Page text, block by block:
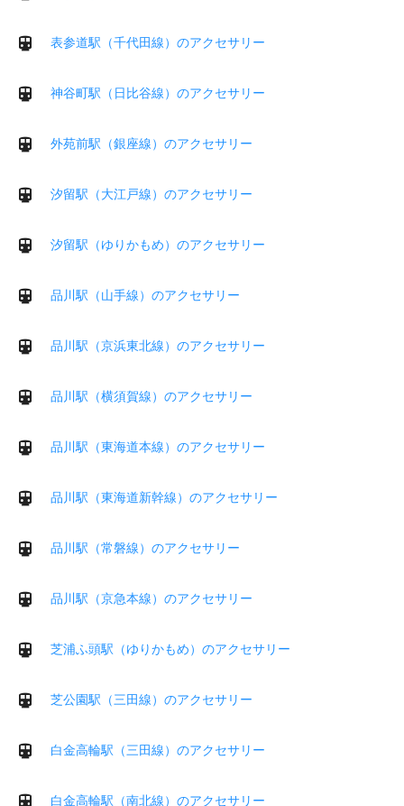
表参道駅（千代田線）のアクセサリー
神谷町駅（日比谷線）のアクセサリー
外苑前駅（銀座線）のアクセサリー
汐留駅（大江戸線）のアクセサリー
汐留駅（ゆりかもめ）のアクセサリー
品川駅（山手線）のアクセサリー
品川駅（京浜東北線）のアクセサリー
品川駅（横須賀線）のアクセサリー
品川駅（東海道本線）のアクセサリー
品川駅（東海道新幹線）のアクセサリー
品川駅（常磐線）のアクセサリー
品川駅（京急本線）のアクセサリー
芝浦ふ頭駅（ゆりかもめ）のアクセサリー
芝公園駅（三田線）のアクセサリー
白金高輪駅（三田線）のアクセサリー
白金高輪駅（南北線）のアクセサリー